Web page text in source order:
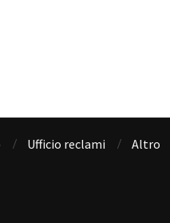
Ufficio reclami Altro